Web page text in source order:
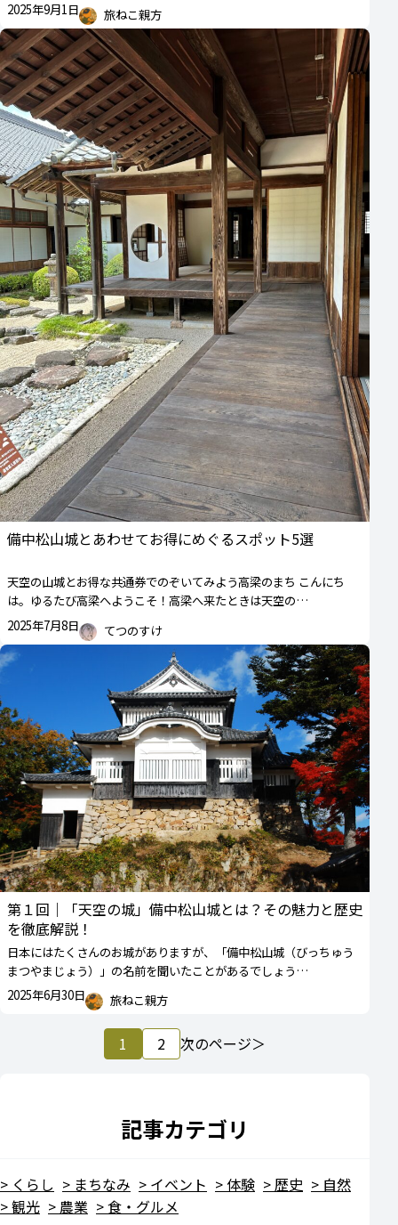
2025年9月1日
旅ねこ親方
備中松山城とあわせてお得にめぐるスポット5選
天空の山城とお得な共通券でのぞいてみよう高梁のまち こんにち
は。ゆるたび高梁へようこそ！高梁へ来たときは天空の…
2025年7月8日
てつのすけ
第１回｜「天空の城」備中松山城とは？その魅力と歴史
を徹底解説！
日本にはたくさんのお城がありますが、「備中松山城（びっちゅう
まつやまじょう）」の名前を聞いたことがあるでしょう…
2025年6月30日
旅ねこ親方
1 2 次のページ
記事カテゴリ
くらし まちなみ イベント 体験 歴史
自然
観光
農業 食・グルメ